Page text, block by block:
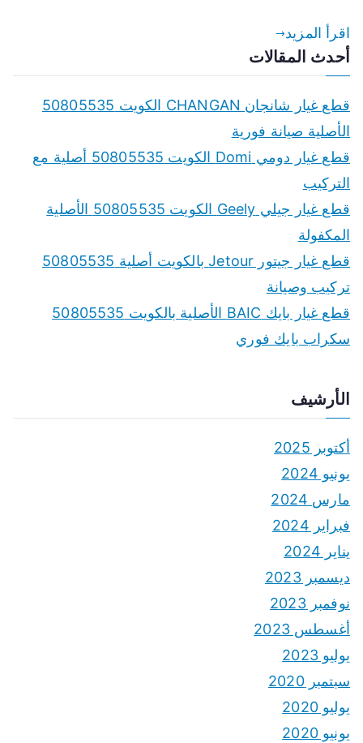
اقرأ المزيد
أحدث المقالات
قطع غيار شانجان CHANGAN الكويت 50805535
الأصلية صيانة فورية
قطع غيار دومي Domi الكويت 50805535 أصلية مع
التركيب
قطع غيار جيلي Geely الكويت 50805535 الأصلية
المكفولة
قطع غيار جيتور Jetour بالكويت أصلية 50805535
تركيب وصيانة
قطع غيار بايك BAIC الأصلية بالكويت 50805535
سكراب بايك فوري
الأرشيف
أكتوبر 2025
يونيو 2024
مارس 2024
فبراير 2024
يناير 2024
ديسمبر 2023
نوفمبر 2023
أغسطس 2023
يوليو 2023
سبتمبر 2020
يوليو 2020
يونيو 2020